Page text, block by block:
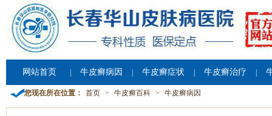
网站首页 牛皮癣病因 牛皮癣症状 牛皮癣治疗
您现在所在位置： 首页 > 牛皮癣百科 > 牛皮癣病因